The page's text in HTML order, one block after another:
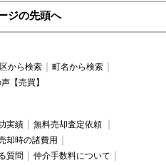
ジの先頭へ
から検索
町名から検索
【売買】
実績
無料売却査定依頼
却時の諸費用
質問
仲介手数料について